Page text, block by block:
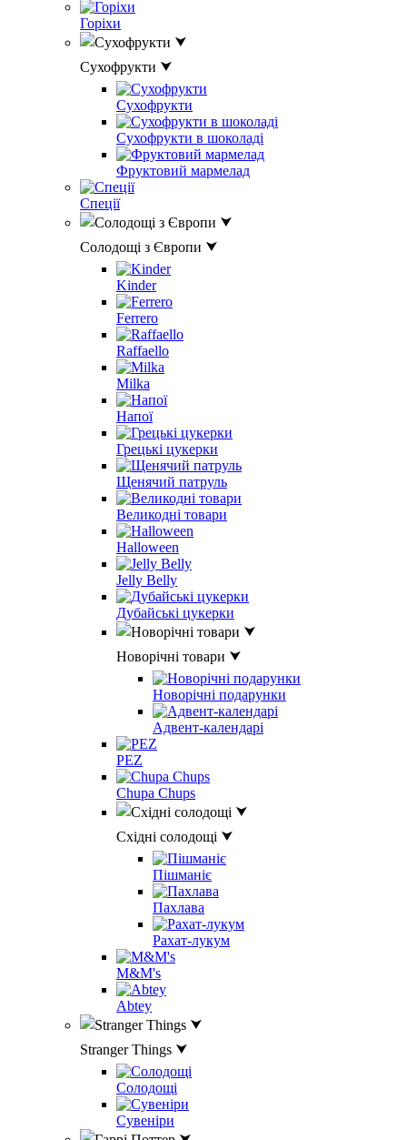
Горіхи
Сухофрукти ⮟
Сухофрукти
Сухофрукти в шоколаді
Фруктовий мармелад
Спеції
Солодощі з Європи ⮟
Kinder
Ferrero
Raffaello
Milka
Напої
Грецькі цукерки
Щенячий патруль
Великодні товари
Halloween
Jelly Belly
Дубайські цукерки
Новорічні товари ⮟
Новорічні подарунки
Адвент-календарі
PEZ
Chupa Chups
Східні солодощі ⮟
Пішманіє
Пахлава
Рахат-лукум
M&M's
Abtey
Stranger Things ⮟
Солодощі
Сувеніри